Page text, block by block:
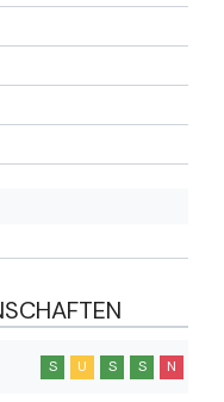
S U S S N